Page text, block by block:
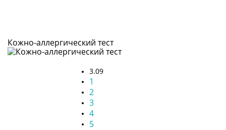
Кожно-аллергический тест
3.09
1
2
3
4
5